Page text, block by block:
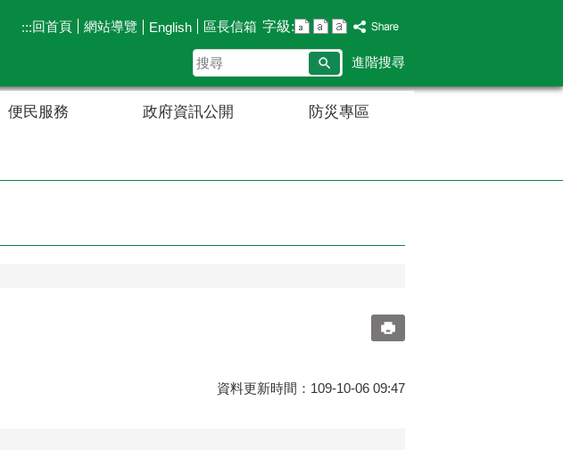
:::回首頁 網站導覽 English 區長信箱 字級:
搜
尋
進階搜尋
便民服務 政府資訊公開 防災專區
資料更新時間：109-10-06 09:47